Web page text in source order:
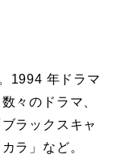
1994 年ドラマ
々のドラマ、
ラックスキャ
ラ」など。